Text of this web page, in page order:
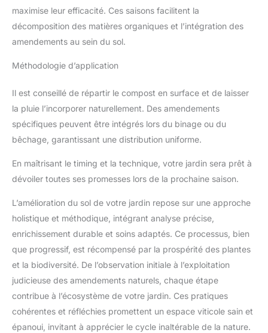
équipe R&D et produit en Allemagne. Nos étuits intègrent 40 %
de plastique recyclé et sont recyclables.
maximise leur efficacité. Ces saisons facilitent la
décomposition des matières organiques et l’intégration des
amendements au sein du sol.
Méthodologie d’application
Il est conseillé de répartir le compost en surface et de laisser
la pluie l’incorporer naturellement. Des amendements
spécifiques peuvent être intégrés lors du binage ou du
bêchage, garantissant une distribution uniforme.
En maîtrisant le timing et la technique, votre jardin sera prêt à
dévoiler toutes ses promesses lors de la prochaine saison.
L’amélioration du sol de votre jardin repose sur une approche
holistique et méthodique, intégrant analyse précise,
enrichissement durable et soins adaptés. Ce processus, bien
que progressif, est récompensé par la prospérité des plantes
et la biodiversité. De l’observation initiale à l’exploitation
judicieuse des amendements naturels, chaque étape
contribue à l’écosystème de votre jardin. Ces pratiques
cohérentes et réfléchies promettent un espace viticole sain et
épanoui, invitant à apprécier le cycle inaltérable de la nature.